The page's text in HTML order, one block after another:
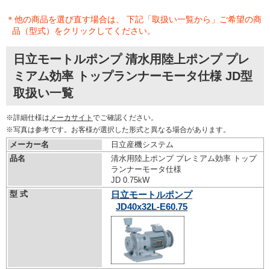
＊他の商品を選び直す場合は、 下記「取扱い一覧から」ご希望の商
品（型式）をクリックしてください。
日立モートルポンプ 清水用陸上ポンプ プレ
ミアム効率 トップランナーモータ仕様 JD型
取扱い一覧
※詳細仕様は メーカサイト でご確認ください。
※写真は参考です。お客様が選択した形式と異なる場合があります。
メーカー名
日立産機システム
品名
清水用陸上ポンプ プレミアム効率 トップ
ランナーモータ仕様
JD 0.75kW
型 式
日立モートルポンプ
JD40x32L-E60.75